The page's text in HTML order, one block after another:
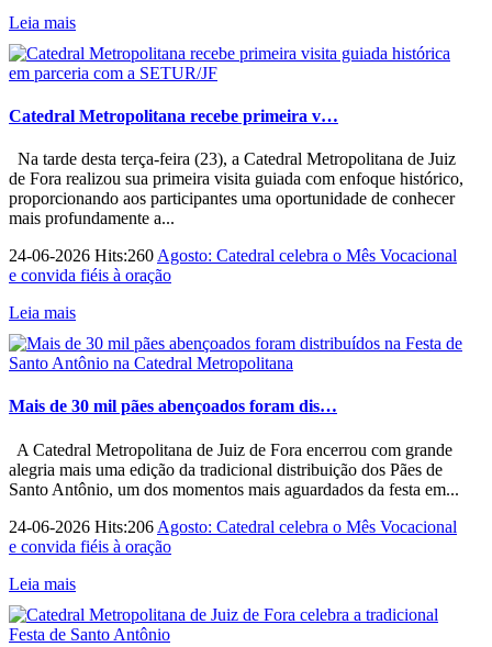
Leia mais
Catedral Metropolitana recebe primeira v…
Na tarde desta terça-feira (23), a Catedral Metropolitana de Juiz
de Fora realizou sua primeira visita guiada com enfoque histórico,
proporcionando aos participantes uma oportunidade de conhecer
mais profundamente a...
24-06-2026 Hits:260 Agosto: Catedral celebra o Mês Vocacional
e convida fiéis à oração
Leia mais
Mais de 30 mil pães abençoados foram dis…
A Catedral Metropolitana de Juiz de Fora encerrou com grande
alegria mais uma edição da tradicional distribuição dos Pães de
Santo Antônio, um dos momentos mais aguardados da festa em...
24-06-2026 Hits:206 Agosto: Catedral celebra o Mês Vocacional
e convida fiéis à oração
Leia mais